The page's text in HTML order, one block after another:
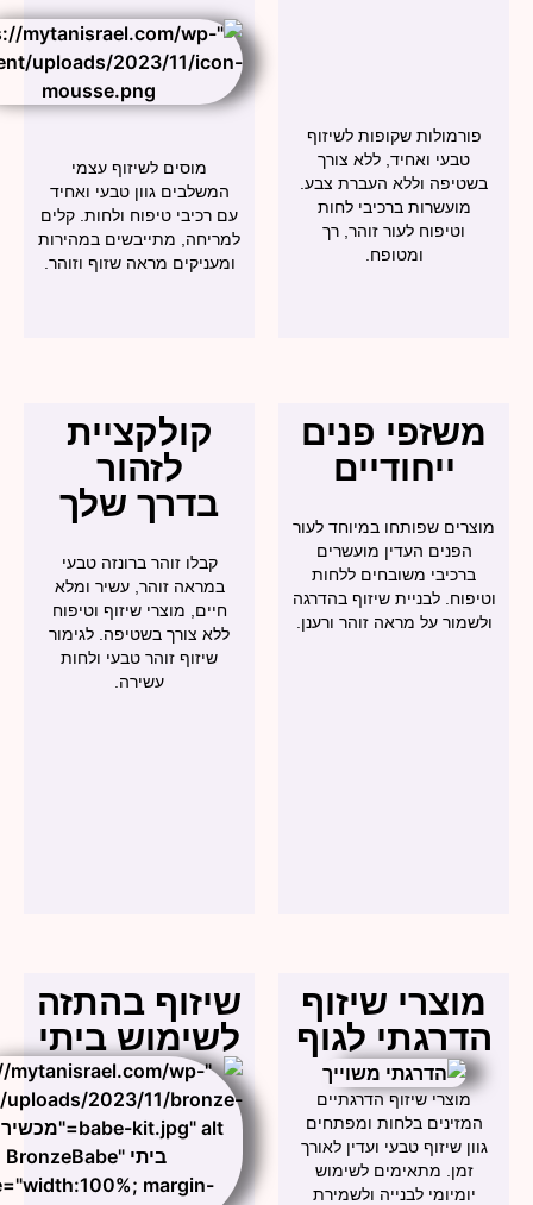
שקופות לשיזוף
ואחיד, ללא צורך
וללא העברת צבע.
ברכיבי לחות
לעור זוהר, רך
מוסים לשיזוף עצמי
המשלבים גוון טבעי ואחיד
עם רכיבי טיפוח ולחות. קלים
למריחה, מתייבשים במהירות
ומעניקים מראה שזוף וזוהר.
פנים
ייחודיים
שפותחו במיוחד לעור
העדין מועשרים
משובחים ללחות
לבניית שיזוף בהדרגה
על מראה זוהר ורענן.
קולקציית
לזהור
בדרך שלך
קבלו זוהר ברונזה טבעי
במראה זוהר, עשיר ומלא
חיים, מוצרי שיזוף וטיפוח
ללא צורך בשטיפה. לגימור
שיזוף זוהר טבעי ולחות
שיזוף
לגוף
שיזוף הדרגתיים
בלחות ומפתחים
שיזוף טבעי ועדין לאורך
מתאימים לשימוש
לבנייה ולשמירת
שיזוף בהתזה
לשימוש ביתי